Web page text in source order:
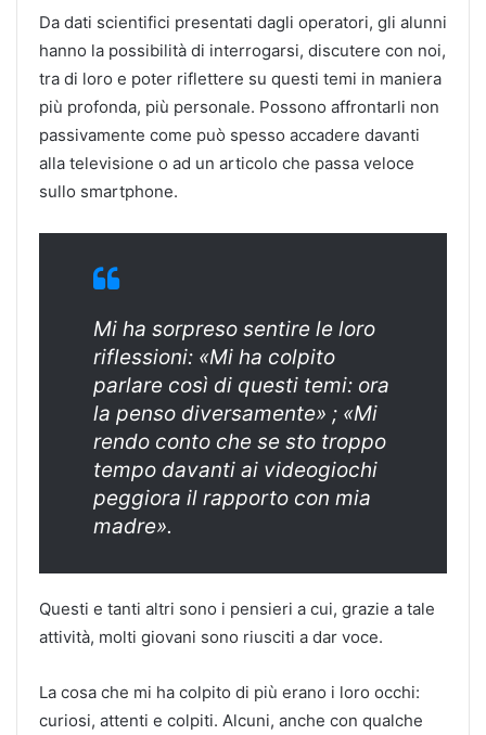
Da dati scientifici presentati dagli operatori, gli alunni
hanno la possibilità di interrogarsi, discutere con noi,
tra di loro e poter riflettere su questi temi in maniera
più profonda, più personale. Possono affrontarli non
passivamente come può spesso accadere davanti
alla televisione o ad un articolo che passa veloce
sullo smartphone.
Mi ha sorpreso sentire le loro
riflessioni: «Mi ha colpito
parlare così di questi temi: ora
la penso diversamente» ; «Mi
rendo conto che se sto troppo
tempo davanti ai videogiochi
peggiora il rapporto con mia
madre».
Questi e tanti altri sono i pensieri a cui, grazie a tale
attività, molti giovani sono riusciti a dar voce.
La cosa che mi ha colpito di più erano i loro occhi:
curiosi, attenti e colpiti. Alcuni, anche con qualche